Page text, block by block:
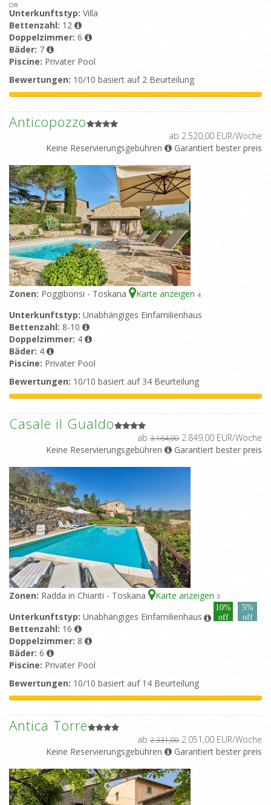
OR
Unterkunftstyp: Villa
Bettenzahl: 12
Doppelzimmer: 6
Bäder: 7
Piscine: Privater Pool
Bewertungen: 10/10 basiert auf 2 Beurteilung
Anticopozzo
ab 2.520,00 EUR/Woche
Keine Reservierungsgebühren
Garantiert bester preis
Zonen: Poggibonsi - Toskana Karte anzeigen 4
Unterkunftstyp: Unabhängiges Einfamilienhaus
Bettenzahl: 8-10
Doppelzimmer: 4
Bäder: 4
Piscine: Privater Pool
Bewertungen: 10/10 basiert auf 34 Beurteilung
Casale il Gualdo
ab 3.164,00 2.849,00 EUR/Woche
Keine Reservierungsgebühren
Garantiert bester preis
Zonen: Radda in Chianti - Toskana Karte anzeigen 3
10%
off
5%
off
Unterkunftstyp: Unabhängiges Einfamilienhaus
Bettenzahl: 16
Doppelzimmer: 8
Bäder: 6
Piscine: Privater Pool
Bewertungen: 10/10 basiert auf 14 Beurteilung
Antica Torre
ab 2.331,00 2.051,00 EUR/Woche
Keine Reservierungsgebühren
Garantiert bester preis